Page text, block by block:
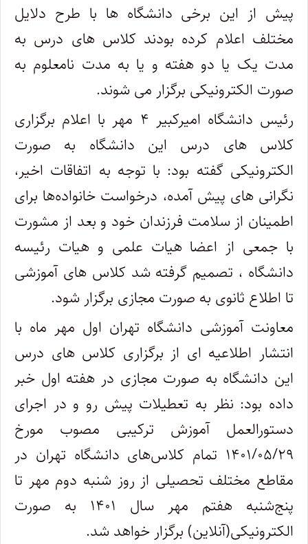
پیش از این برخی دانشگاه ها با طرح دلایل
مختلف اعلام کرده بودند کلاس های درس به
مدت یک یا دو هفته و یا به مدت نامعلوم به
صورت الکترونیکی برگزار می شوند.
رئیس دانشگاه امیرکبیر ۴ مهر با اعلام برگزاری
کلاس های درس این دانشگاه به صورت
الکترونیکی گفته بود: با توجه به اتفاقات اخیر،
نگرانی های پیش آمده، درخواست خانواده‌ها برای
اطمینان از سلامت فرزندان خود و بعد از مشورت
با جمعی از اعضا هیات علمی و هیات رئیسه
دانشگاه ، تصمیم گرفته شد کلاس های آموزشی
تا اطلاع ثانوی به صورت مجازی برگزار شود.
معاونت آموزشی دانشگاه تهران اول مهر ماه با
انتشار اطلاعیه ای از برگزاری کلاس های درس
این دانشگاه به صورت مجازی در هفته اول خبر
داده بود: نظر به تعطیلات پیش رو و در اجرای
دستورالعمل آموزش ترکیبی مصوب مورخ
۲۹/‏۰۵/‏۱۴۰۱ تمام کلاس‌های دانشگاه تهران در
مقاطع مختلف تحصیلی از روز شنبه دوم مهر تا
پنج‌شنبه هفتم مهر سال ۱۴۰۱ به صورت
الکترونیکی(آنلاین) برگزار خواهد شد.